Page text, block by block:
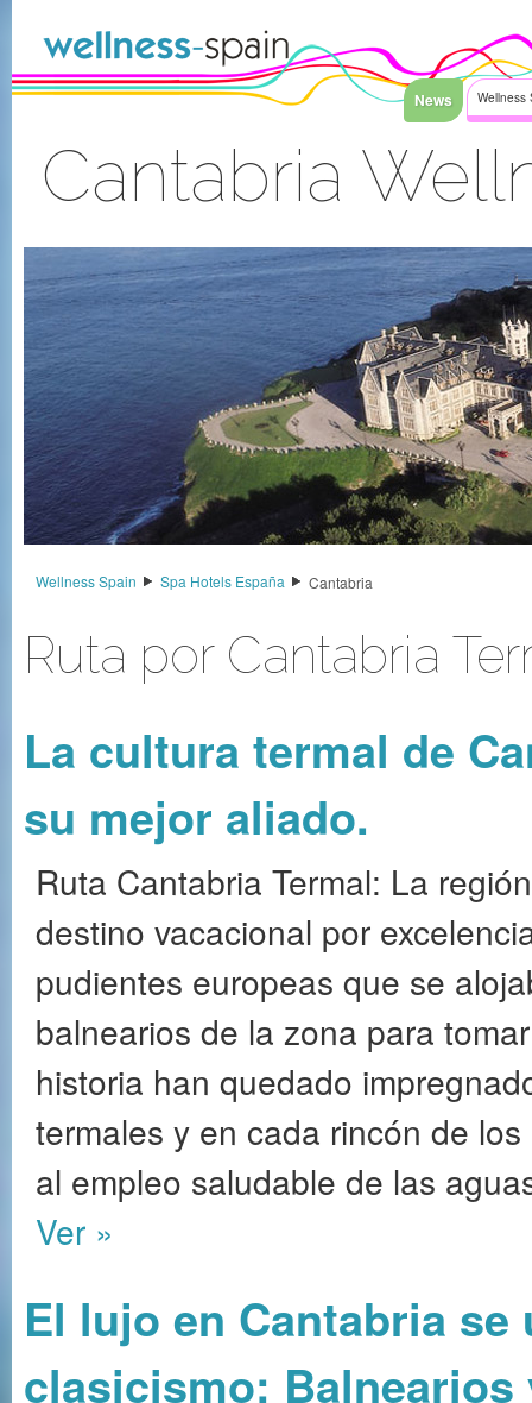
News Wellness
Cantabria
Wellness Spain Spa Hotels España Cantabria
Ruta por Cantabria
La cultura termal de
su mejor aliado.
Ruta Cantabria Termal: La
destino vacacional por
pudientes europeas que se
balnearios de la zona para
historia han quedado
termales y en cada rincón de
al empleo saludable de las
Ver »
El lujo en Cantabria
clasicismo: Balnearios